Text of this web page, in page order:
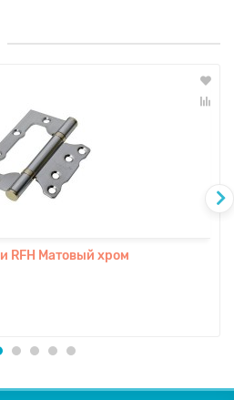
RFH Матовый хром